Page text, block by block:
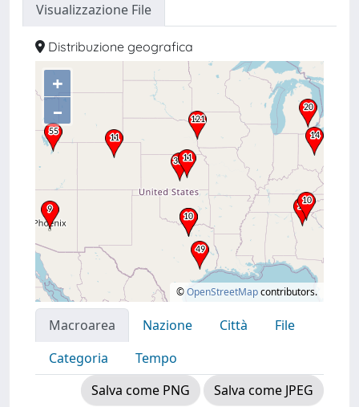
Visualizzazione File
Distribuzione geografica
+
–
©OpenStreetMapcontributors.
Macroarea Nazione Città
File
Categoria
Tempo
Salva come PNG
Salva come JPEG